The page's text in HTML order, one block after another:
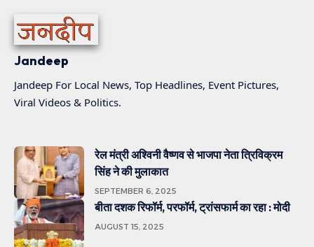
Jandeep
Jandeep For Local News, Top Headlines, Event Pictures,
Viral Videos & Politics.
रेल मंत्री अश्विनी वैष्णव से भाजपा नेता त्रिविक्रम
सिंह ने की मुलाकात
SEPTEMBER 6, 2025
बीता दशक रिफॉर्म, परफॉर्म, ट्रांसफार्म का रहा : मोदी
AUGUST 15, 2025